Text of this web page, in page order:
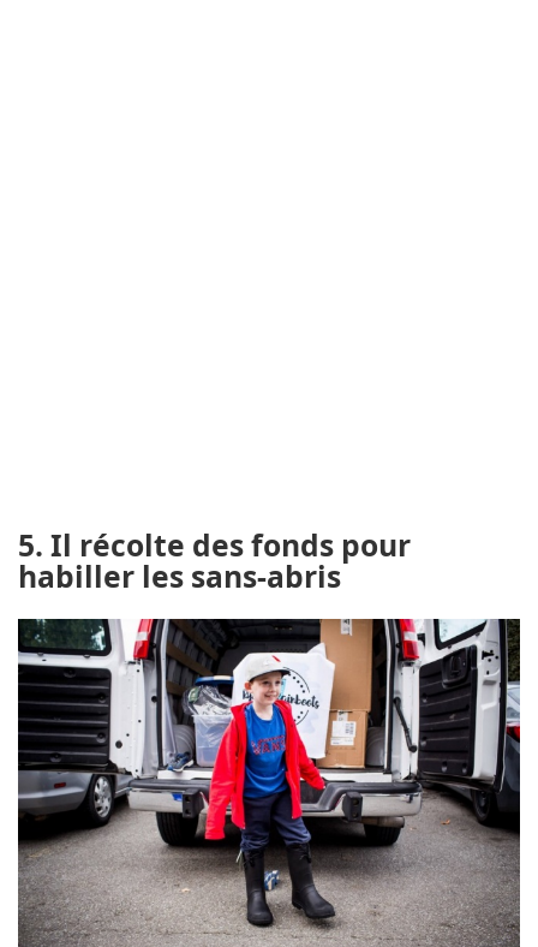
5. Il récolte des fonds pour
habiller les sans-abris